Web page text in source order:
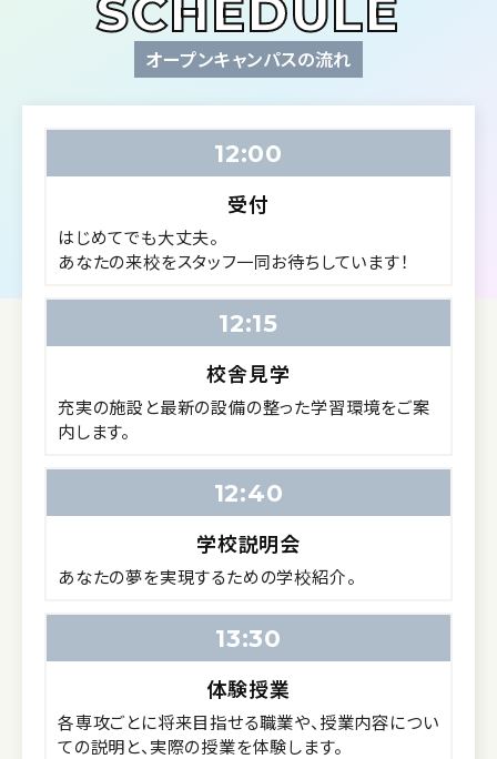
SCHEDULE
オープンキャンパスの流れ
12:00
受付
はじめてでも大丈夫。
あなたの来校をスタッフ一同お待ちしています！
12:15
校舎見学
充実の施設と最新の設備の整った学習環境をご案
内します。
12:40
学校説明会
あなたの夢を実現するための学校紹介。
13:30
体験授業
各専攻ごとに将来目指せる職業や、授業内容につい
ての説明と、実際の授業を体験します。